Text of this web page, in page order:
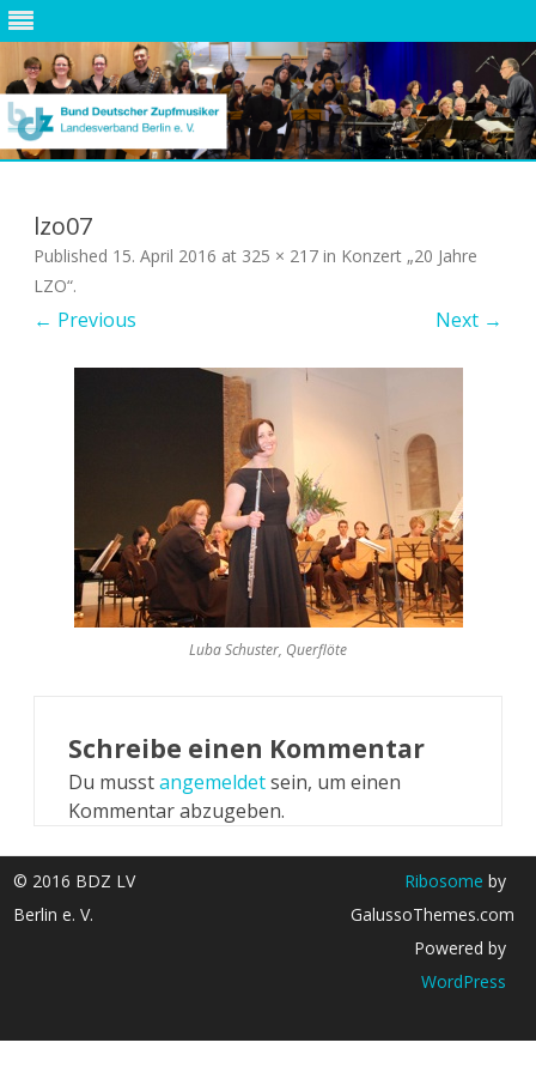
lzo07
Published 15. April 2016 at 325 × 217 in Konzert „20 Jahre
LZO“.
← Previous Next →
Luba Schuster, Querflöte
Schreibe einen Kommentar
Du musstangemeldetsein, um einen
Kommentar abzugeben.
© 2016 BDZ LV
Berlin e. V.
Ribosome by
GalussoThemes.com
Powered by
WordPress